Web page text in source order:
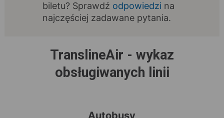
biletu? Sprawdź odpowiedzi na
najczęściej zadawane pytania.
TranslineAir - wykaz
obsługiwanych linii
Autobusy